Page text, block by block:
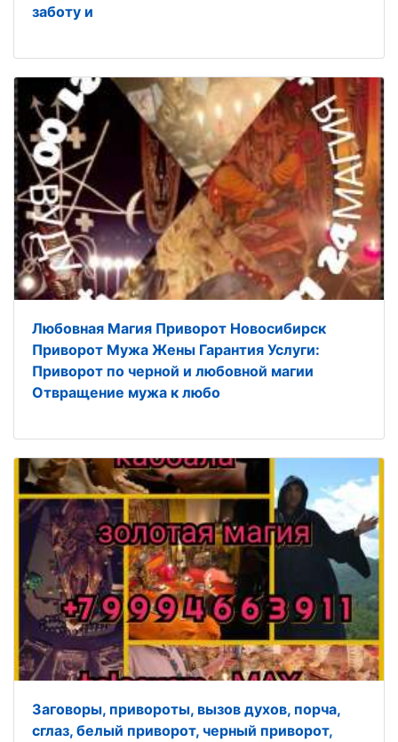
заботу и
Любовная Магия Приворот Новосибирск
Приворот Мужа Жены Гарантия Услуги:
Приворот по черной и любовной магии
Отвращение мужа к любо
Заговоры, привороты, вызов духов, порча,
сглаз, белый приворот, черный приворот,